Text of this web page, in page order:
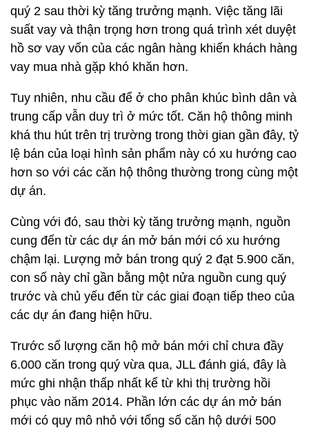
quý 2 sau thời kỳ tăng trưởng mạnh. Việc tăng lãi
suất vay và thận trọng hơn trong quá trình xét duyệt
hồ sơ vay vốn của các ngân hàng khiến khách hàng
vay mua nhà gặp khó khăn hơn.
Tuy nhiên, nhu cầu để ở cho phân khúc bình dân và
trung cấp vẫn duy trì ở mức tốt. Căn hộ thông minh
khá thu hút trên trị trường trong thời gian gần đây, tỷ
lệ bán của loại hình sản phẩm này có xu hướng cao
hơn so với các căn hộ thông thường trong cùng một
dự án.
Cùng với đó, sau thời kỳ tăng trưởng mạnh, nguồn
cung đến từ các dự án mở bán mới có xu hướng
chậm lại. Lượng mở bán trong quý 2 đạt 5.900 căn,
con số này chỉ gần bằng một nửa nguồn cung quý
trước và chủ yếu đến từ các giai đoạn tiếp theo của
các dự án đang hiện hữu.
Trước số lượng căn hộ mở bán mới chỉ chưa đầy
6.000 căn trong quý vừa qua, JLL đánh giá, đây là
mức ghi nhận thấp nhất kể từ khi thị trường hồi
phục vào năm 2014. Phần lớn các dự án mở bán
mới có quy mô nhỏ với tổng số căn hộ dưới 500